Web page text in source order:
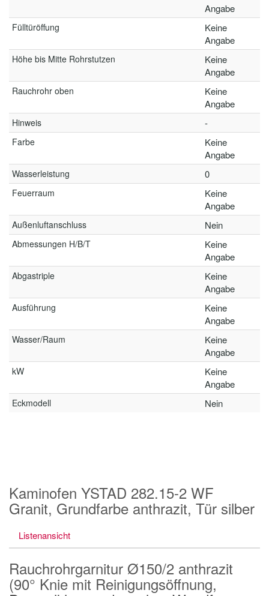
Angabe
Fülltüröffung
Keine
Angabe
Höhe bis Mitte Rohrstutzen
Keine
Angabe
Rauchrohr oben
Keine
Angabe
Hinweis -
Farbe
Keine
Angabe
Wasserleistung 0
Feuerraum
Keine
Angabe
Außenluftanschluss Nein
Abmessungen H/B/T
Keine
Angabe
Abgastriple
Keine
Angabe
Ausführung
Keine
Angabe
Wasser/Raum
Keine
Angabe
kW
Keine
Angabe
Eckmodell Nein
Kaminofen YSTAD 282.15-2 WF
Granit, Grundfarbe anthrazit, Tür silber
Listenansicht
Rauchrohrgarnitur Ø150/2 anthrazit
(90° Knie mit Reinigungsöffnung,